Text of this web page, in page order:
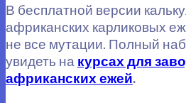
В бесплатной версии
африканских карликовых
не все мутации. Полный
увидеть на курсах для
африканских ежей.